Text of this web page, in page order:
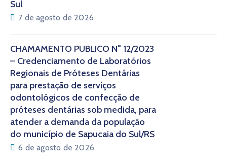
Sul
7 de agosto de 2026
CHAMAMENTO PÚBLICO N° 12/2023
– Credenciamento de Laboratórios
Regionais de Próteses Dentárias
para prestação de serviços
odontológicos de confecção de
próteses dentárias sob medida, para
atender a demanda da população
do município de Sapucaia do Sul/RS
6 de agosto de 2026